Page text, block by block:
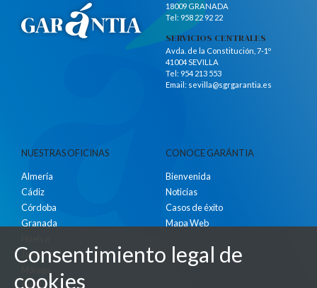
18009 GRANADA
Tel: 958 22 92 22
SERVICIOS CENTRALES
Avda. de la Constitución, 7-1º
41004 SEVILLA
Tel: 954 213 553
Email: sevilla@sgrgarantia.es
NUESTRAS OFICINAS
Almería
Cádiz
Córdoba
Granada
Jaén
Sevilla
CONOCE GARÁNTIA
Bienvenida
Noticias
Casos de éxito
Mapa Web
Consentimiento legal de
cookies